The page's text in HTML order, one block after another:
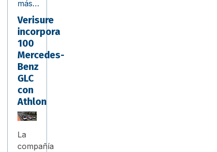
más…
Verisure
incorpora
100
Mercedes-
Benz
GLC
con
Athlon
La
compañía